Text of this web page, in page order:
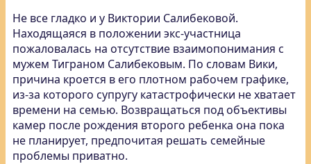
Не все гладко и у Виктории Салибековой.
Находящаяся в положении экс-участница
пожаловалась на отсутствие взаимопонимания с
мужем Тиграном Салибековым. По словам Вики,
причина кроется в его плотном рабочем графике,
из-за которого супругу катастрофически не хватает
времени на семью. Возвращаться под объективы
камер после рождения второго ребенка она пока
не планирует, предпочитая решать семейные
проблемы приватно.